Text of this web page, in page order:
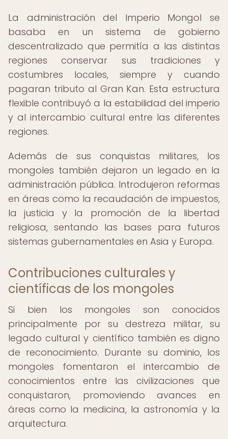
La administración del Imperio Mongol se
basaba en un sistema de gobierno
descentralizado que permitía a las distintas
regiones conservar sus tradiciones y
costumbres locales, siempre y cuando
pagaran tributo al Gran Kan. Esta estructura
flexible contribuyó a la estabilidad del imperio
y al intercambio cultural entre las diferentes
regiones.
Además de sus conquistas militares, los
mongoles también dejaron un legado en la
administración pública. Introdujeron reformas
en áreas como la recaudación de impuestos,
la justicia y la promoción de la libertad
religiosa, sentando las bases para futuros
sistemas gubernamentales en Asia y Europa.
Contribuciones culturales y
científicas de los mongoles
Si bien los mongoles son conocidos
principalmente por su destreza militar, su
legado cultural y científico también es digno
de reconocimiento. Durante su dominio, los
mongoles fomentaron el intercambio de
conocimientos entre las civilizaciones que
conquistaron, promoviendo avances en
áreas como la medicina, la astronomía y la
arquitectura.